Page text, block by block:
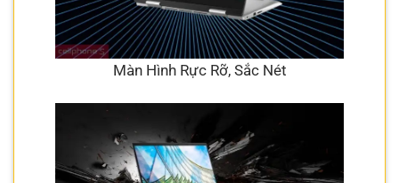
Màn Hình Rực Rỡ, Sắc Nét